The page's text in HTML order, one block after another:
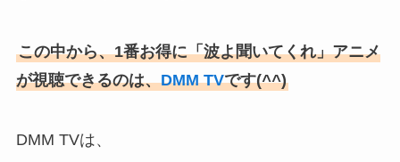
この中から、1番お得に「波よ聞いてくれ」アニメ
が視聴できるのは、DMM TVです(^^)
DMM TVは、